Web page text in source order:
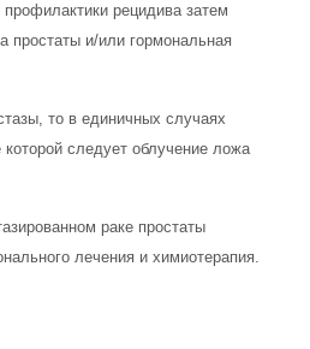
рецидива затем
простаты и/или гормональная
то в единичных случаях
следует облучение ложа
раке простаты
лечения и химиотерапия.